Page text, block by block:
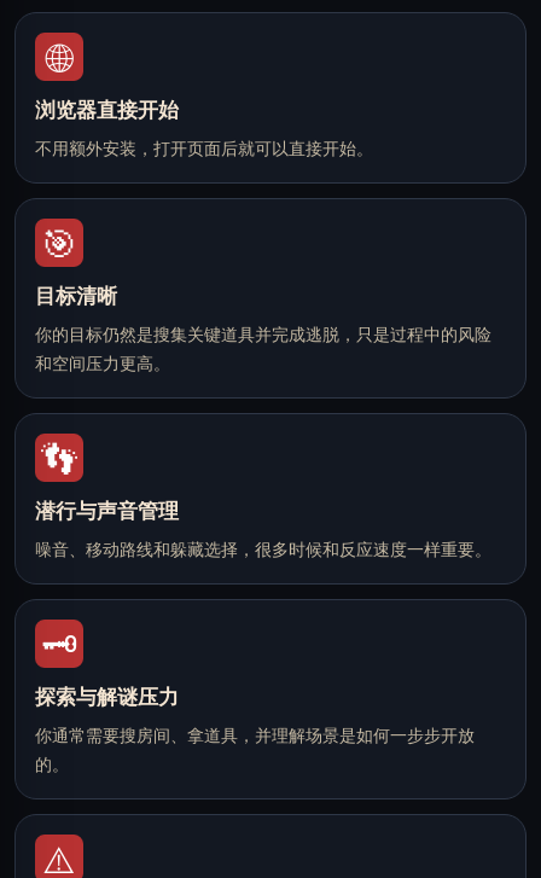
🌐
浏览器直接开始
不用额外安装，打开页面后就可以直接开始。
🎯
目标清晰
你的目标仍然是搜集关键道具并完成逃脱，只是过程中的风险
和空间压力更高。
👣
潜行与声音管理
噪音、移动路线和躲藏选择，很多时候和反应速度一样重要。
🗝️
探索与解谜压力
你通常需要搜房间、拿道具，并理解场景是如何一步步开放
的。
⚠️